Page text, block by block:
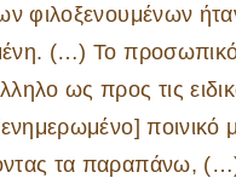
φιλοξενουμένων
(…) Το προσωπικό
ως προς τις
[ενημερωμένο]
τα παραπάνω,